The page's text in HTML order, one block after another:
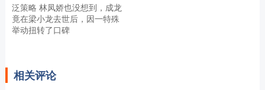
泛策略 林凤娇也没想到，成龙
竟在梁小龙去世后，因一特殊
举动扭转了口碑
相关评论